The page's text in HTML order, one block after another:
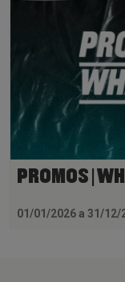
PROMOS |
01/01/2026 a 31/12/